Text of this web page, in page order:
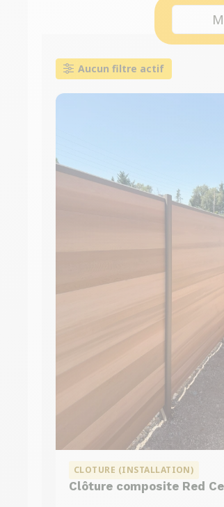
Aucun filtre actif
CLOTURE (INSTALLATION)
Clôture composite Red